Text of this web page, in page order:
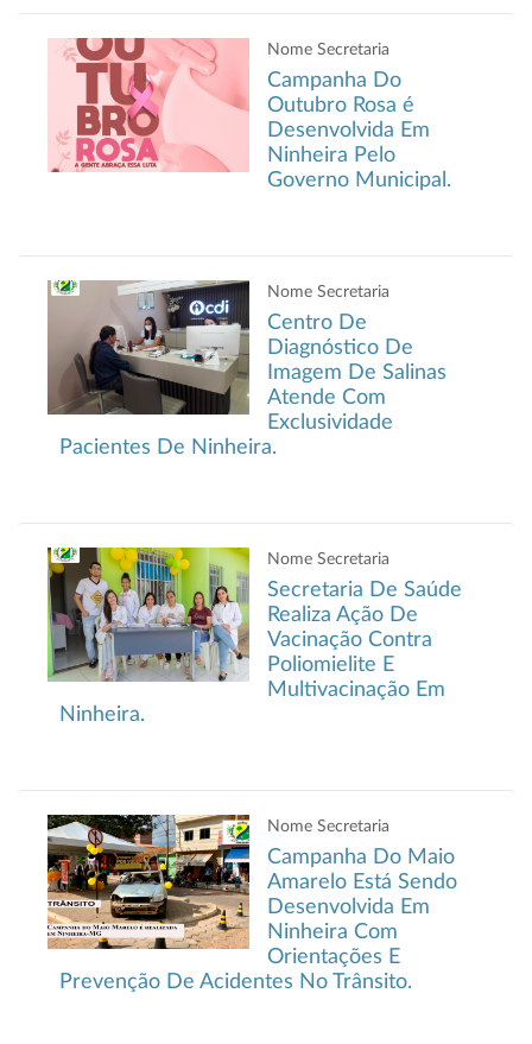
Nome Secretaria
Campanha Do
Outubro Rosa é
Desenvolvida Em
Ninheira Pelo
Governo Municipal.
Nome Secretaria
Centro De
Diagnóstico De
Imagem De Salinas
Atende Com
Exclusividade
Pacientes De Ninheira.
Nome Secretaria
Secretaria De Saúde
Realiza Ação De
Vacinação Contra
Poliomielite E
Multivacinação Em
Ninheira.
Nome Secretaria
Campanha Do Maio
Amarelo Está Sendo
Desenvolvida Em
Ninheira Com
Orientações E
Prevenção De Acidentes No Trânsito.